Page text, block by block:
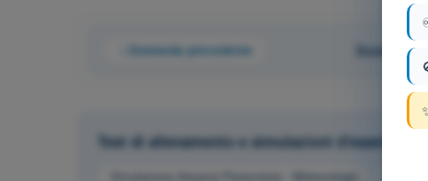
Domanda precedente Domanda
Test di allenamento e simulazioni d'esame a
Simulazione d'esame Paramotore - Meteorologia